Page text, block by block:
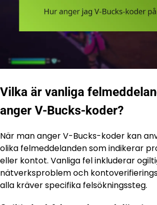
Vilka är vanliga
anger V-Bucks-koder?
När man anger V-Bucks-koder kan
olika felmeddelanden som indikerar
eller kontot. Vanliga fel inkluderar
nätverksproblem och
alla kräver specifika felsökningssteg.